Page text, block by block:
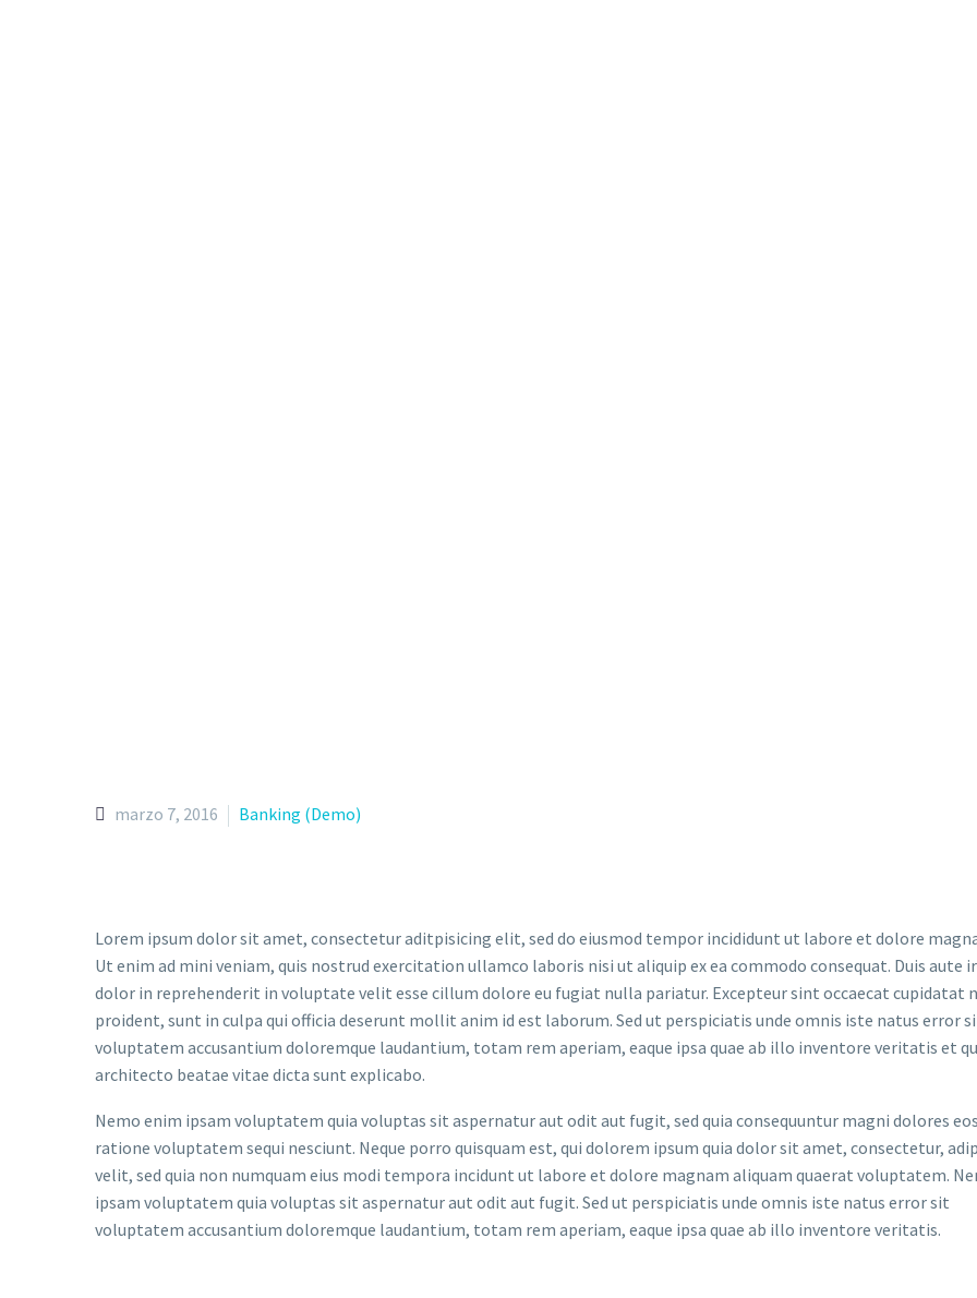
marzo 7, 2016 Banking (Demo)
Lorem ipsum dolor sit amet, consectetur aditpisicing elit, sed do eiusmod tempor incididunt ut labore et dolore
Ut enim ad mini veniam, quis nostrud exercitation ullamco laboris nisi ut aliquip ex ea commodo consequat. Duis aute
dolor in reprehenderit in voluptate velit esse cillum dolore eu fugiat nulla pariatur. Excepteur sint occaecat cupidatat
proident, sunt in culpa qui officia deserunt mollit anim id est laborum. Sed ut perspiciatis unde omnis iste natus error
voluptatem accusantium doloremque laudantium, totam rem aperiam, eaque ipsa quae ab illo inventore veritatis et
architecto beatae vitae dicta sunt explicabo.
Nemo enim ipsam voluptatem quia voluptas sit aspernatur aut odit aut fugit, sed quia consequuntur magni dolores
ratione voluptatem sequi nesciunt. Neque porro quisquam est, qui dolorem ipsum quia dolor sit amet, consectetur,
velit, sed quia non numquam eius modi tempora incidunt ut labore et dolore magnam aliquam quaerat voluptatem.
ipsam voluptatem quia voluptas sit aspernatur aut odit aut fugit. Sed ut perspiciatis unde omnis iste natus error sit
voluptatem accusantium doloremque laudantium, totam rem aperiam, eaque ipsa quae ab illo inventore veritatis.